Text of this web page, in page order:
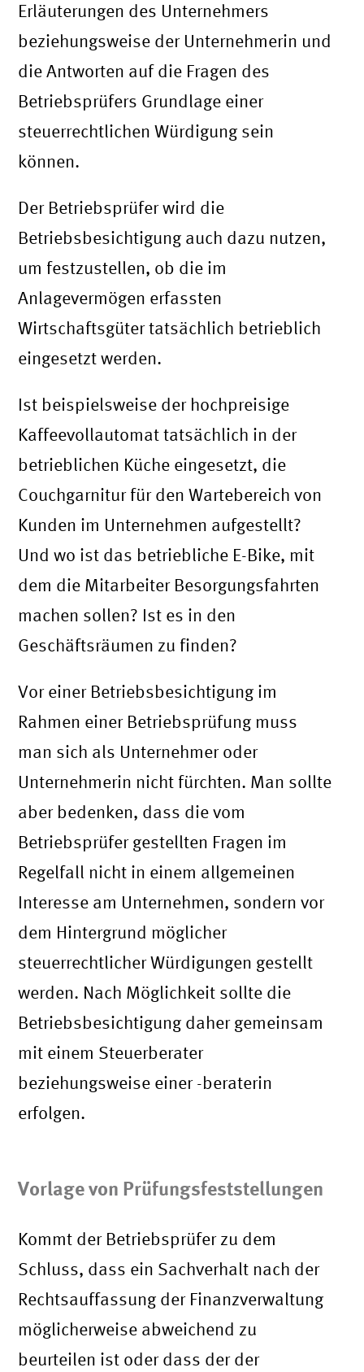
Erläuterungen des Unternehmers
beziehungsweise der Unternehmerin und
die Antworten auf die Fragen des
Betriebsprüfers Grundlage einer
steuerrechtlichen Würdigung sein
können.
Der Betriebsprüfer wird die
Betriebsbesichtigung auch dazu nutzen,
um festzustellen, ob die im
Anlagevermögen erfassten
Wirtschaftsgüter tatsächlich betrieblich
eingesetzt werden.
Ist beispielsweise der hochpreisige
Kaffeevollautomat tatsächlich in der
betrieblichen Küche eingesetzt, die
Couchgarnitur für den Wartebereich von
Kunden im Unternehmen aufgestellt?
Und wo ist das betriebliche E-Bike, mit
dem die Mitarbeiter Besorgungsfahrten
machen sollen? Ist es in den
Geschäftsräumen zu finden?
Vor einer Betriebsbesichtigung im
Rahmen einer Betriebsprüfung muss
man sich als Unternehmer oder
Unternehmerin nicht fürchten. Man sollte
aber bedenken, dass die vom
Betriebsprüfer gestellten Fragen im
Regelfall nicht in einem allgemeinen
Interesse am Unternehmen, sondern vor
dem Hintergrund möglicher
steuerrechtlicher Würdigungen gestellt
werden. Nach Möglichkeit sollte die
Betriebsbesichtigung daher gemeinsam
mit einem Steuerberater
beziehungsweise einer -beraterin
erfolgen.
Vorlage von Prüfungsfeststellungen
Kommt der Betriebsprüfer zu dem
Schluss, dass ein Sachverhalt nach der
Rechtsauffassung der Finanzverwaltung
möglicherweise abweichend zu
beurteilen ist oder dass der der